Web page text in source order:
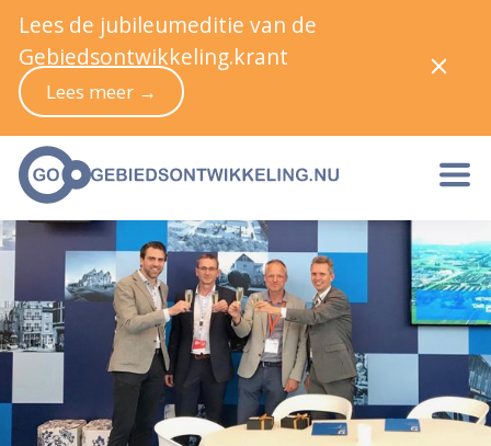
Lees de jubileumeditie van de
Gebiedsontwikkeling.krant
Lees meer →